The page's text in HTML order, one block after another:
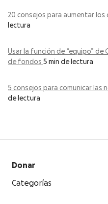
20 consejos para aumentar los
lectura
Usar la función de “equipo” de
de fondos 5 min de lectura
5 consejos para comunicar las
de lectura
Donar
Categorías